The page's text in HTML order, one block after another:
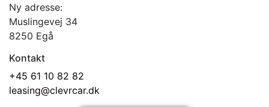
Ny adresse:
Muslingevej 34
8250 Egå
Kontakt
+45 61 10 82 82
leasing@clevrcar.dk